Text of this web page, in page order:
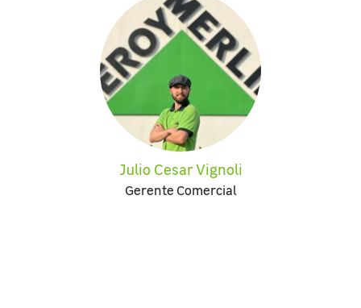
Julio Cesar Vignoli
Gerente Comercial